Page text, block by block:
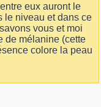
eux auront le
le niveau et dans ce
vous et moi
de mélanine (cette
colore la peau